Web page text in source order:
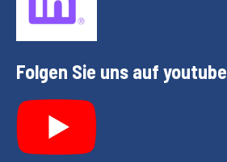
Folgen Sie uns auf youtube